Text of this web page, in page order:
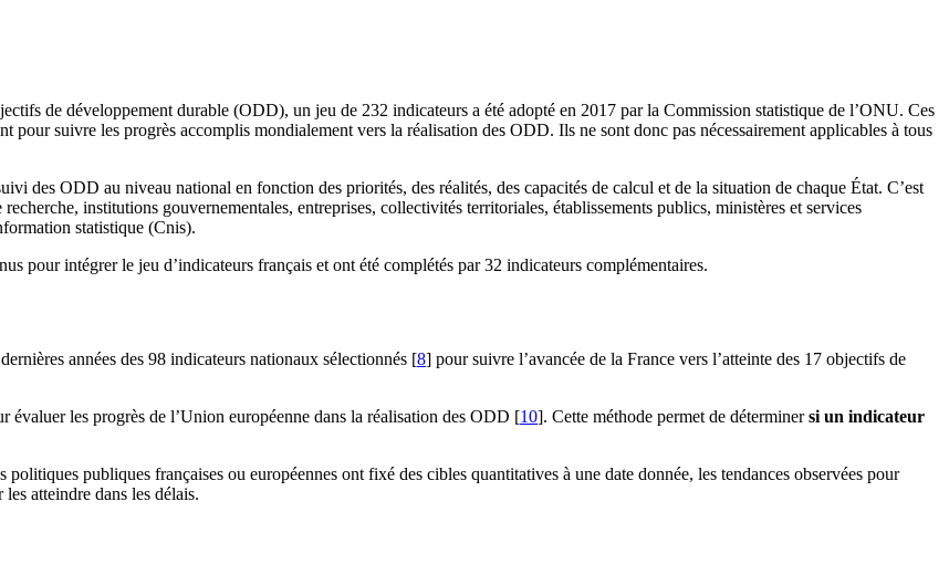
de développement durable (ODD), un jeu de 232 indicateurs a été adopté en 2017 par la Commission statistique de l’ONU. Ces
pour suivre les progrès accomplis mondialement vers la réalisation des ODD. Ils ne sont donc pas nécessairement applicables à tous
des ODD au niveau national en fonction des priorités, des réalités, des capacités de calcul et de la situation de chaque État. C’est
institutions gouvernementales, entreprises, collectivités territoriales, établissements publics, ministères et services
statistique (Cnis).
pour intégrer le jeu d’indicateurs français et ont été complétés par 32 indicateurs complémentaires.
années des 98 indicateurs nationaux sélectionnés [8] pour suivre l’avancée de la France vers l’atteinte des 17 objectifs de
les progrès de l’Union européenne dans la réalisation des ODD [10]. Cette méthode permet de déterminersi un indicateur
politiques publiques françaises ou européennes ont fixé des cibles quantitatives à une date donnée, les tendances observées pour
atteindre dans les délais.